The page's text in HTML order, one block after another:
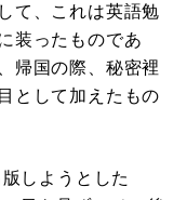
て、これは英語勉
装ったものであ
帰国の際、秘密裡
として加えたもの
しようとした